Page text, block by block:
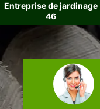
Entreprise de jardinage
46